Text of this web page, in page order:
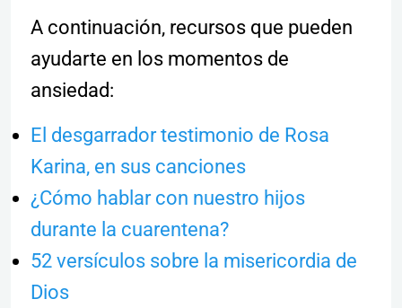
A continuación, recursos que pueden
ayudarte en los momentos de
ansiedad:
El desgarrador testimonio de Rosa
Karina, en sus canciones
¿Cómo hablar con nuestro hijos
durante la cuarentena?
52 versículos sobre la misericordia de
Dios